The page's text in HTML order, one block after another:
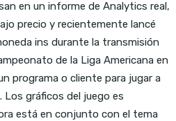
en un informe de Analytics real,
precio y recientemente lancé
ins durante la transmisión
de la Liga Americana en
programa o cliente para jugar a
gráficos del juego es
está en conjunto con el tema